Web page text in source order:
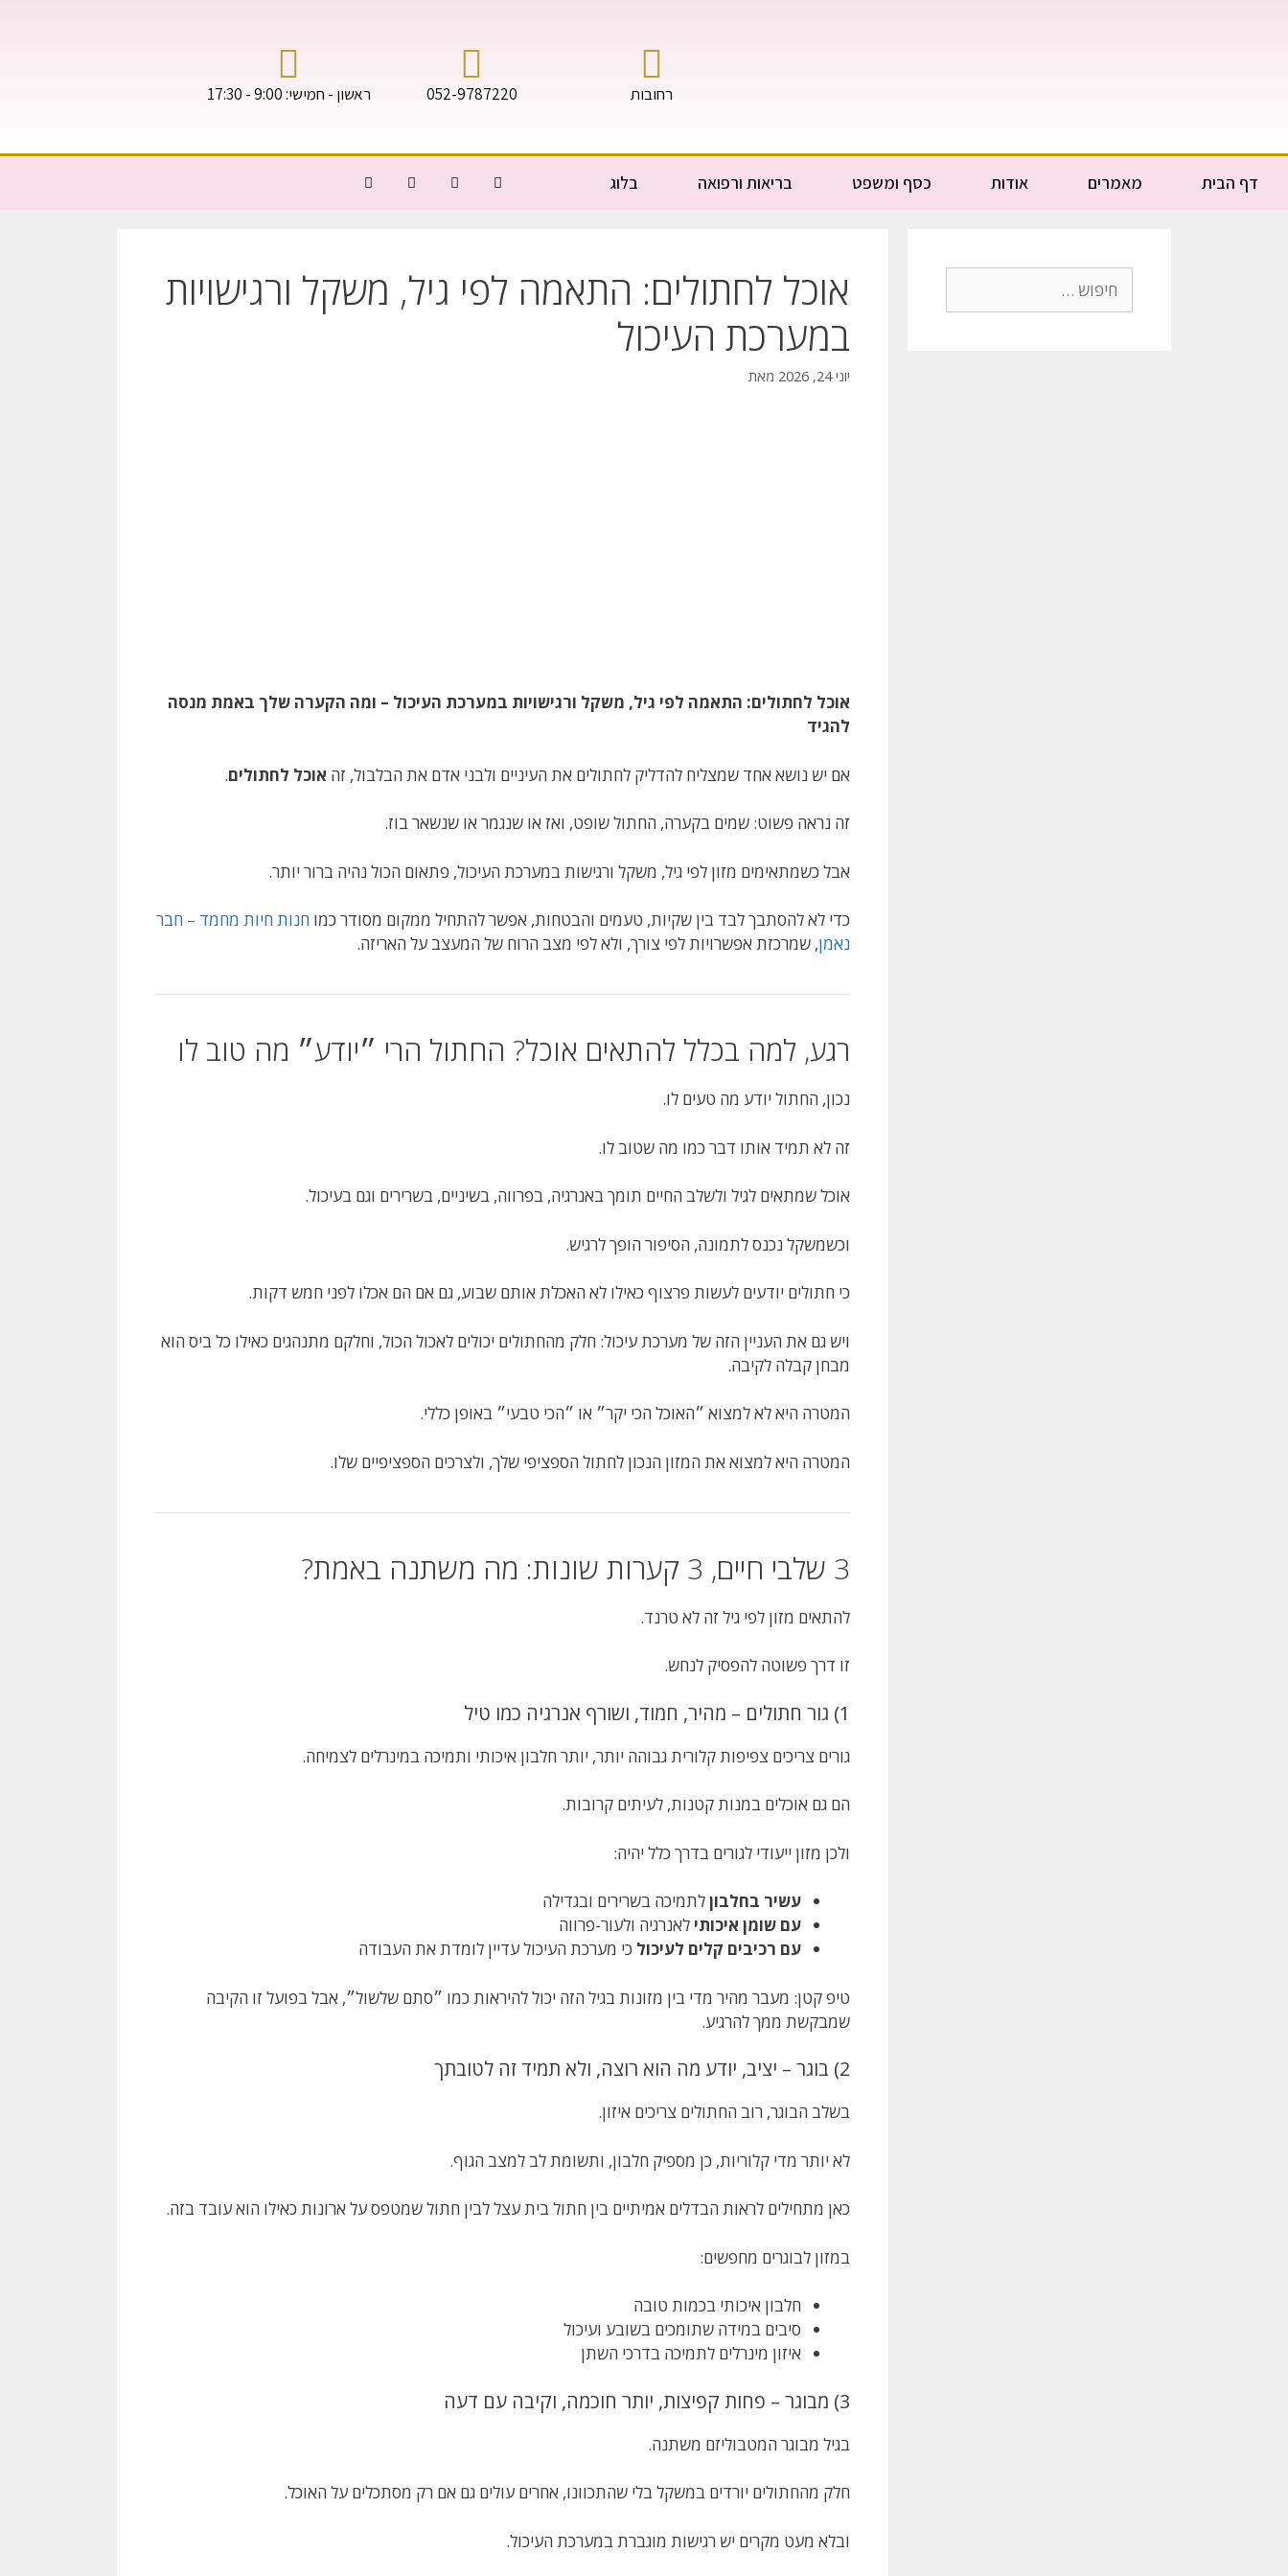
רחובות 052-9787220 ראשון - חמישי: 9:00 - 17:30
דף הבית מאמרים אודות כסף ומשפט בריאות ורפואה בלוג
אוכל לחתולים: התאמה לפי גיל, משקל ורגישויות
במערכת העיכול
יוני 24, 2026 מאת
אוכל לחתולים: התאמה לפי גיל, משקל ורגישויות במערכת העיכול – ומה הקערה שלך באמת מנסה
להגיד
אם יש נושא אחד שמצליח להדליק לחתולים את העיניים ולבני אדם את הבלבול, זה אוכל לחתולים.
זה נראה פשוט: שמים בקערה, החתול שופט, ואז או שנגמר או שנשאר בוז.
אבל כשמתאימים מזון לפי גיל, משקל ורגישות במערכת העיכול, פתאום הכול נהיה ברור יותר.
כדי לא להסתבך לבד בין שקיות, טעמים והבטחות, אפשר להתחיל ממקום מסודר כמו חנות חיות מחמד – חבר
נאמן, שמרכזת אפשרויות לפי צורך, ולא לפי מצב הרוח של המעצב על האריזה.
רגע, למה בכלל להתאים אוכל? החתול הרי ״יודע״ מה טוב לו
נכון, החתול יודע מה טעים לו.
זה לא תמיד אותו דבר כמו מה שטוב לו.
אוכל שמתאים לגיל ולשלב החיים תומך באנרגיה, בפרווה, בשיניים, בשרירים וגם בעיכול.
וכשמשקל נכנס לתמונה, הסיפור הופך לרגיש.
כי חתולים יודעים לעשות פרצוף כאילו לא האכלת אותם שבוע, גם אם הם אכלו לפני חמש דקות.
ויש גם את העניין הזה של מערכת עיכול: חלק מהחתולים יכולים לאכול הכול, וחלקם מתנהגים כאילו כל ביס הוא
מבחן קבלה לקיבה.
המטרה היא לא למצוא ״האוכל הכי יקר״ או ״הכי טבעי״ באופן כללי.
המטרה היא למצוא את המזון הנכון לחתול הספציפי שלך, ולצרכים הספציפיים שלו.
3 שלבי חיים, 3 קערות שונות: מה משתנה באמת?
להתאים מזון לפי גיל זה לא טרנד.
זו דרך פשוטה להפסיק לנחש.
1) גור חתולים – מהיר, חמוד, ושורף אנרגיה כמו טיל
גורים צריכים צפיפות קלורית גבוהה יותר, יותר חלבון איכותי ותמיכה במינרלים לצמיחה.
הם גם אוכלים במנות קטנות, לעיתים קרובות.
ולכן מזון ייעודי לגורים בדרך כלל יהיה:
עשיר בחלבוןלתמיכה בשרירים ובגדילה
עם שומן איכותי לאנרגיה ולעור-פרווה
עם רכיבים קלים לעיכול כי מערכת העיכול עדיין לומדת את העבודה
טיפ קטן: מעבר מהיר מדי בין מזונות בגיל הזה יכול להיראות כמו ״סתם שלשול״, אבל בפועל זו הקיבה
שמבקשת ממך להרגיע.
2) בוגר – יציב, יודע מה הוא רוצה, ולא תמיד זה לטובתך
בשלב הבוגר, רוב החתולים צריכים איזון.
לא יותר מדי קלוריות, כן מספיק חלבון, ותשומת לב למצב הגוף.
כאן מתחילים לראות הבדלים אמיתיים בין חתול בית עצל לבין חתול שמטפס על ארונות כאילו הוא עובד בזה.
במזון לבוגרים מחפשים:
חלבון איכותי בכמות טובה
סיבים במידה שתומכים בשובע ועיכול
איזון מינרלים לתמיכה בדרכי השתן
3) מבוגר – פחות קפיצות, יותר חוכמה, וקיבה עם דעה
בגיל מבוגר המטבוליזם משתנה.
חלק מהחתולים יורדים במשקל בלי שהתכוונו, אחרים עולים גם אם רק מסתכלים על האוכל.
ובלא מעט מקרים יש רגישות מוגברת במערכת העיכול.